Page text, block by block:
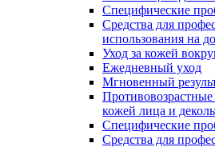
Специфические
Средства для
использования на
Уход за кожей
Ежедневный уход
Мгновенный
Противовозрастные
кожей лица и
Специфические
Средства для